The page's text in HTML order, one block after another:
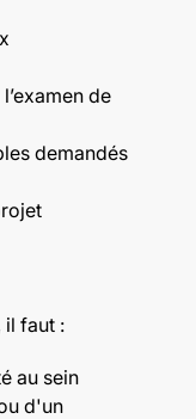
de
demandés
il faut :
au sein
d'un